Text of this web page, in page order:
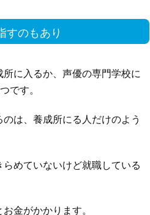
すのもあり
に入るか、声優の専門学校に
です。
は、養成所にる人だけのよう
めていないけど就職している
金がかかります。